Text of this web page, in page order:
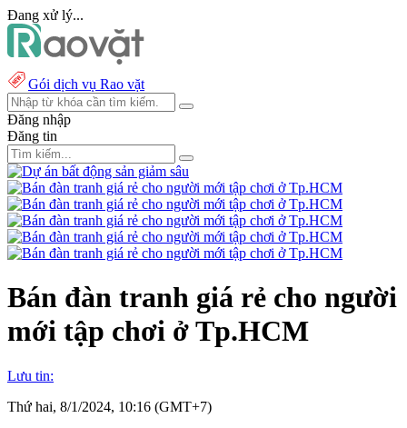
Đang xử lý...
Gói dịch vụ Rao vặt
Đăng nhập
Đăng tin
Bán đàn tranh giá rẻ cho người
mới tập chơi ở Tp.HCM
Lưu tin:
Thứ hai, 8/1/2024, 10:16 (GMT+7)